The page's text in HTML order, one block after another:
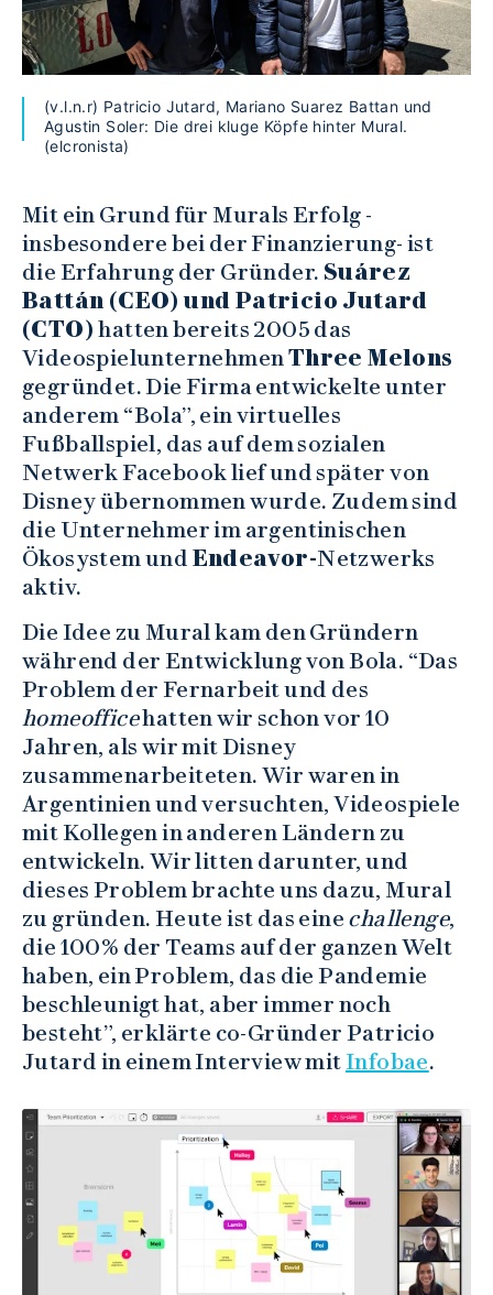
(v.l.n.r) Patricio Jutard, Mariano Suarez Battan und
Agustin Soler: Die drei kluge Köpfe hinter Mural.
(elcronista)
Mit ein Grund für Murals Erfolg -
insbesondere bei der Finanzierung- ist
die Erfahrung der Gründer. Suárez
Battán (CEO) und Patricio Jutard
(CTO)hatten bereits 2005 das
VideospielunternehmenThree Melons
gegründet. Die Firma entwickelte unter
anderem “Bola”, ein virtuelles
Fußballspiel, das auf dem sozialen
Netwerk Facebook lief und später von
Disney übernommen wurde. Zudem sind
die Unternehmer im argentinischen
Ökosystem und Endeavor-Netzwerks
aktiv.
Die Idee zu Mural kam den Gründern
während der Entwicklung von Bola. “Das
Problem der Fernarbeit und des
homeofficehatten wir schon vor 10
Jahren, als wir mit Disney
zusammenarbeiteten. Wir waren in
Argentinien und versuchten, Videospiele
mit Kollegen in anderen Ländern zu
entwickeln. Wir litten darunter, und
dieses Problem brachte uns dazu, Mural
zu gründen. Heute ist das eine challenge,
die 100% der Teams auf der ganzen Welt
haben, ein Problem, das die Pandemie
beschleunigt hat, aber immer noch
besteht”, erklärte co-Gründer Patricio
Jutard in einem Interview mitInfobae.